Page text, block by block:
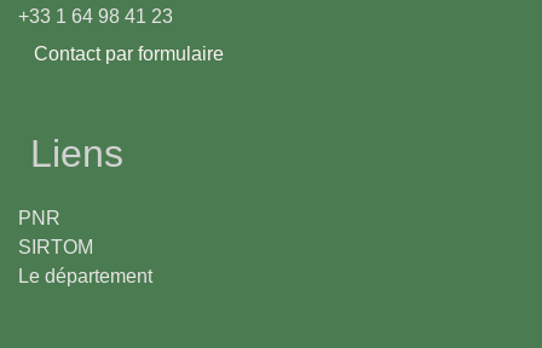
+33 1 64 98 41 23
Contact par formulaire
Liens
PNR
SIRTOM
Le département